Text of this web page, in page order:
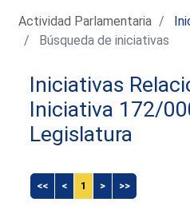
Actividad Parlamentaria
Búsqueda de iniciativas
Iniciativas
Iniciativa 172/
Legislatura
<< < 1 > >>